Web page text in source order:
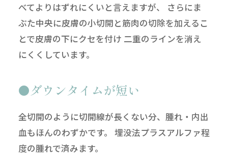
べてよりはずれにくいと言えますが、 さらにま
ぶた中央に皮膚の小切開と筋肉の切除を加えるこ
とで皮膚の下にクセを付け 二重のラインを消え
にくくしています。
ダウンタイムが短い
全切開のように切開線が長くない分、腫れ・内出
血もほんのわずかです。 埋没法プラスアルファ程
度の腫れで済みます。